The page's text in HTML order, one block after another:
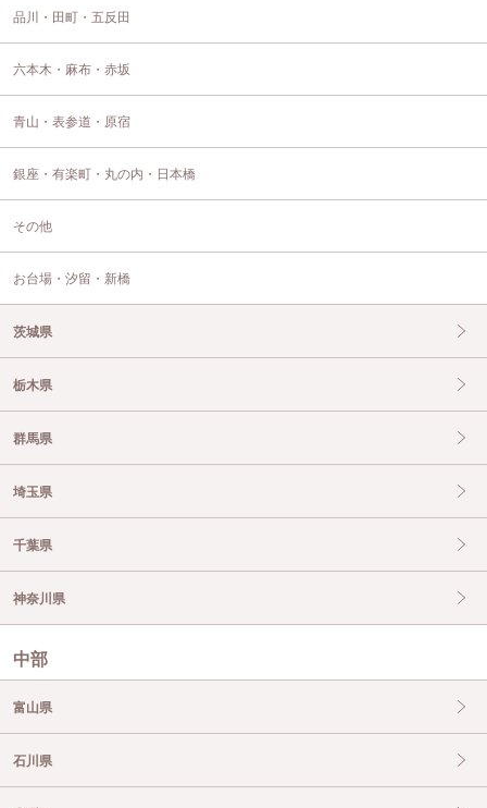
品川・田町・五反田
六本木・麻布・赤坂
青山・表参道・原宿
銀座・有楽町・丸の内・日本橋
その他
お台場・汐留・新橋
茨城県
栃木県
群馬県
埼玉県
千葉県
神奈川県
中部
富山県
石川県